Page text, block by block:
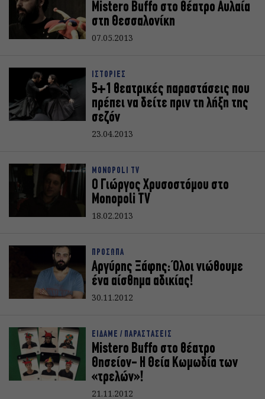
Mistero Buffo στο θέατρο Αυλαία
στη Θεσσαλονίκη
07.05.2013
ΙΣΤΟΡΙΕΣ
5+1 θεατρικές παραστάσεις που
πρέπει να δείτε πριν τη λήξη της
σεζόν
23.04.2013
MONOPOLI TV
Ο Γιώργος Χρυσοστόμου στο
Monopoli TV
18.02.2013
ΠΡΟΣΩΠΑ
Αργύρης Ξάφης: Όλοι νιώθουμε
ένα αίσθημα αδικίας!
30.11.2012
ΕΙΔΑΜΕ / ΠΑΡΑΣΤΑΣΕΙΣ
Mistero Buffo στο θέατρο
Θησείον- Η Θεία Κωμωδία των
«τρελών»!
21.11.2012